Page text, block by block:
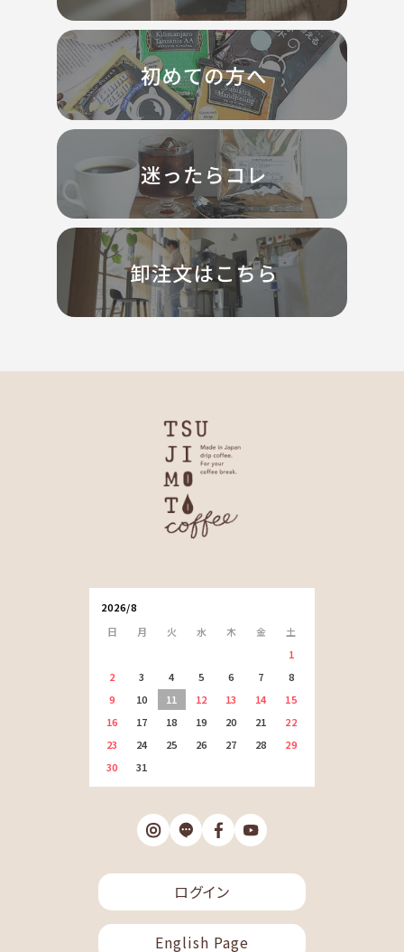
2026/8
日
月 火 水 木 金
土
1
2
3 4 5 6 7
8
9
10 11 12 13 14
15
16
17 18 19 20 21
22
23
24 25 26 27 28
29
30
31
ログイン
English Page